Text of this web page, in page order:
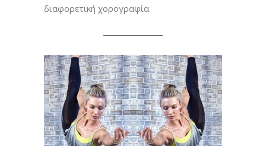
διαφορετική χορογραφία.